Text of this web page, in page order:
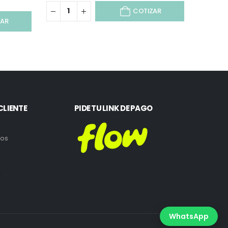
COTIZAR
PIDE TU LINK DE PAGO
WhatsApp